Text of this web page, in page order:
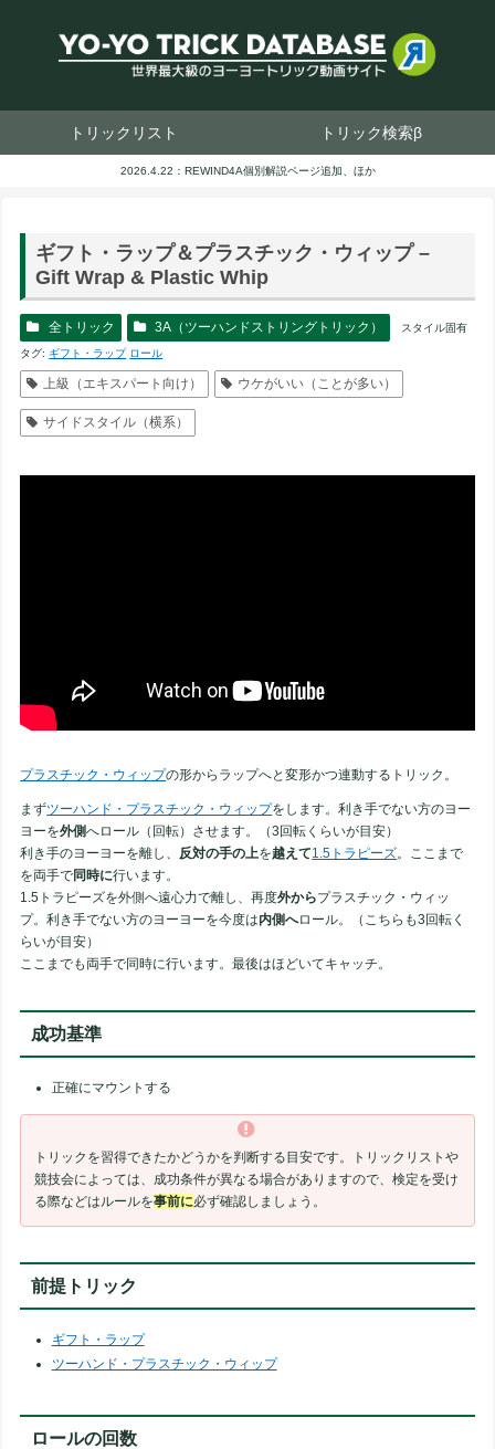
トリックリスト トリック検索β
2026.4.22：REWIND4A個別解説ページ追加、ほか
ギフト・ラップ＆プラスチック・ウィップ –
Gift Wrap & Plastic Whip
全トリック 3A（ツーハンドストリングトリック） スタイル固有
タグ: ギフト・ラップ ロール
上級（エキスパート向け） ウケがいい（ことが多い）
サイドスタイル（横系）
プラスチック・ウィップの形からラップへと変形かつ連動するトリック。
まずツーハンド・プラスチック・ウィップをします。利き手でない方のヨー
ヨーを外側へロール（回転）させます。（3回転くらいが目安）
利き手のヨーヨーを離し、 反対の手の上を越えて1.5トラピーズ。ここまで
を両手で同時に行います。
1.5トラピーズを外側へ遠心力で離し、再度外からプラスチック・ウィッ
プ。利き手でない方のヨーヨーを今度は内側へロール。（こちらも3回転く
らいが目安）
ここまでも両手で同時に行います。最後はほどいてキャッチ。
成功基準
正確にマウントする
トリックを習得できたかどうかを判断する目安です。トリックリストや
競技会によっては、成功条件が異なる場合がありますので、検定を受け
る際などはルールを事前に必ず確認しましょう。
前提トリック
ギフト・ラップ
ツーハンド・プラスチック・ウィップ
ロールの回数